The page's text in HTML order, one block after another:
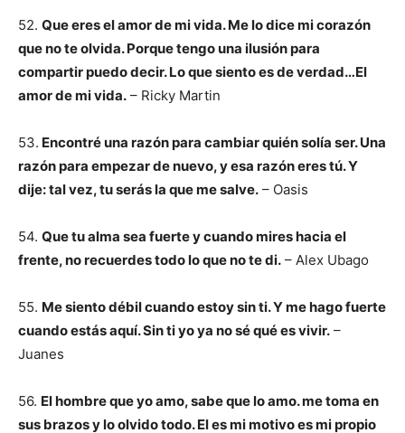
52. Que eres el amor de mi vida. Me lo dice mi corazón
que no te olvida. Porque tengo una ilusión para
compartir puedo decir. Lo que siento es de verdad…El
amor de mi vida. – Ricky Martin
53. Encontré una razón para cambiar quién solía ser. Una
razón para empezar de nuevo, y esa razón eres tú. Y
dije: tal vez, tu serás la que me salve. – Oasis
54. Que tu alma sea fuerte y cuando mires hacia el
frente, no recuerdes todo lo que no te di. – Alex Ubago
55. Me siento débil cuando estoy sin ti. Y me hago fuerte
cuando estás aquí. Sin ti yo ya no sé qué es vivir. –
Juanes
56. El hombre que yo amo, sabe que lo amo. me toma en
sus brazos y lo olvido todo. El es mi motivo es mi propio